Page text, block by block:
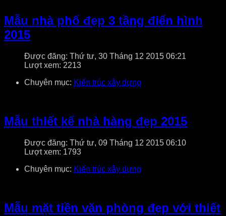
Mẫu nhà phố đẹp 3 tầng điển hình
2015
Được đăng: Thứ tư, 30 Tháng 12 2015 06:21
Lượt xem: 2213
Chuyên mục: Kiến trúc xây dựng
Mẫu thiết kế nhà hàng đẹp 2015
Được đăng: Thứ tư, 09 Tháng 12 2015 06:10
Lượt xem: 1793
Chuyên mục: Kiến trúc xây dựng
Mẫu mặt tiền văn phòng đẹp với thiết